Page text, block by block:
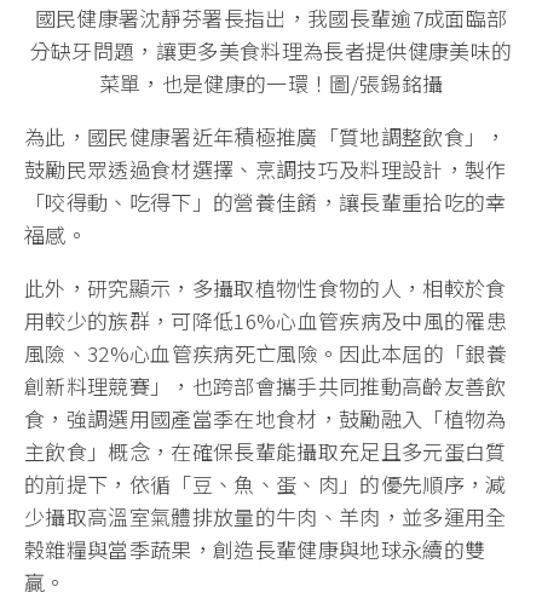
國民健康署沈靜芬署長指出，我國長輩逾7成面臨部
分缺牙問題，讓更多美食料理為長者提供健康美味的
菜單，也是健康的一環！圖/張錫銘攝
為此，國民健康署近年積極推廣「質地調整飲食」，
鼓勵民眾透過食材選擇、烹調技巧及料理設計，製作
「咬得動、吃得下」的營養佳餚，讓長輩重拾吃的幸
福感。
此外，研究顯示，多攝取植物性食物的人，相較於食
用較少的族群，可降低16%心血管疾病及中風的罹患
風險、32%心血管疾病死亡風險。因此本屆的「銀養
創新料理競賽」，也跨部會攜手共同推動高齡友善飲
食，強調選用國產當季在地食材，鼓勵融入「植物為
主飲食」概念，在確保長輩能攝取充足且多元蛋白質
的前提下，依循「豆、魚、蛋、肉」的優先順序，減
少攝取高溫室氣體排放量的牛肉、羊肉，並多運用全
榖雜糧與當季蔬果，創造長輩健康與地球永續的雙
贏。